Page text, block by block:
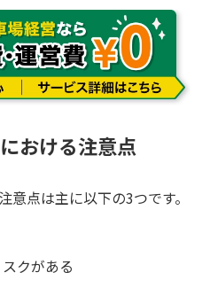
おける注意点
点は主に以下の3つです。
クがある